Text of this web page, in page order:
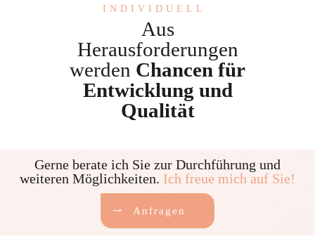
INDIVIDUELL
Aus
Herausforderungen
werden Chancen für
Entwicklung und
Qualität
Gerne berate ich Sie zur Durchführung und
weiteren Möglichkeiten. Ich freue mich auf Sie!
Anfragen